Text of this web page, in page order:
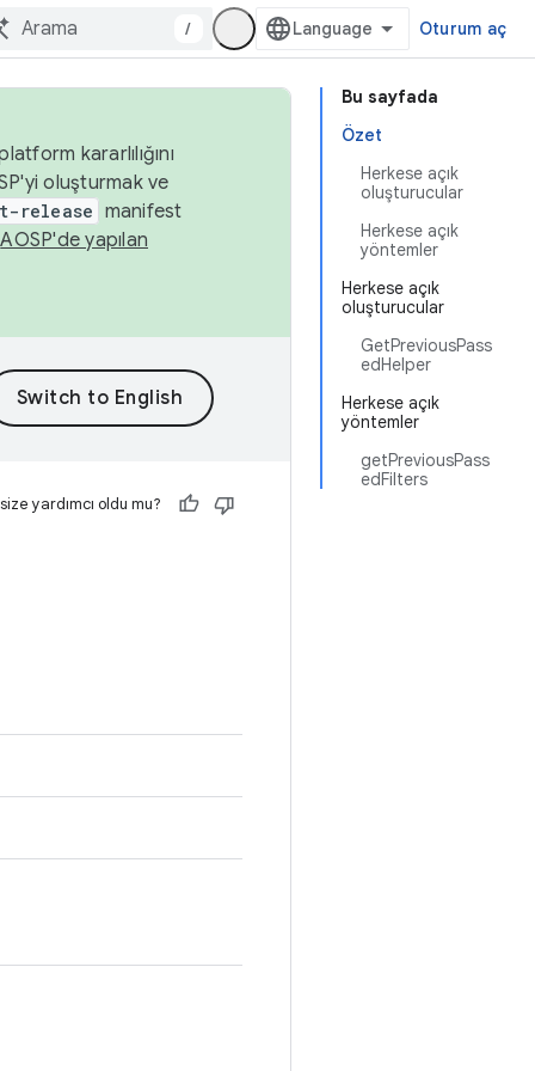
/ Oturum aç
Bu sayfada
Özet
Herkese açık
oluşturucular
Herkese açık
yöntemler
Herkese açık
oluşturucular
GetPreviousPass
edHelper
Herkese açık
yöntemler
getPreviousPass
edFilters
kararlılığını
oluşturmak ve
release manifest
AOSP'de yapılan
yardımcı oldu mu?